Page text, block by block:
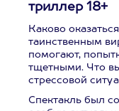
триллер 18+
Каково
таинственным
помогают,
тщетными. Что
стрессовой
Спектакль был